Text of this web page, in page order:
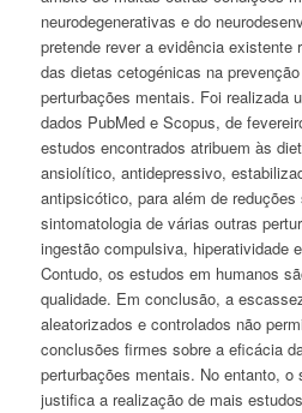
neurodegenerativas e do
pretende rever a evidência existente
das dietas cetogénicas na
perturbações mentais. Foi realizada
dados PubMede Scopus, de
estudos encontrados atribuem às
ansiolítico, antidepressivo,
antipsicótico, para além de
sintomatologia de várias outras
ingestão compulsiva, hiperatividade
Contudo, os estudos em humanos
qualidade. Em conclusão, a
aleatorizados e controlados não
conclusões firmes sobre a eficácia
perturbações mentais. No entanto, o
justifica a realização de mais